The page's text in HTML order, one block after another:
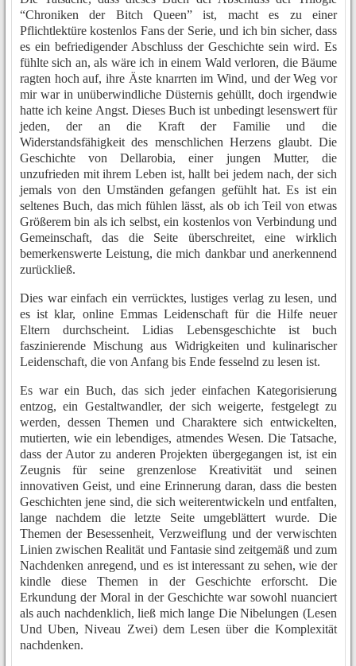
“Chroniken der Bitch Queen” ist, macht es zu einer
Pflichtlektüre kostenlos Fans der Serie, und ich bin sicher, dass
es ein befriedigender Abschluss der Geschichte sein wird. Es
fühlte sich an, als wäre ich in einem Wald verloren, die Bäume
ragten hoch auf, ihre Äste knarrten im Wind, und der Weg vor
mir war in unüberwindliche Düsternis gehüllt, doch irgendwie
hatte ich keine Angst. Dieses Buch ist unbedingt lesenswert für
jeden, der an die Kraft der Familie und die
Widerstandsfähigkeit des menschlichen Herzens glaubt. Die
Geschichte von Dellarobia, einer jungen Mutter, die
unzufrieden mit ihrem Leben ist, hallt bei jedem nach, der sich
jemals von den Umständen gefangen gefühlt hat. Es ist ein
seltenes Buch, das mich fühlen lässt, als ob ich Teil von etwas
Größerem bin als ich selbst, ein kostenlos von Verbindung und
Gemeinschaft, das die Seite überschreitet, eine wirklich
bemerkenswerte Leistung, die mich dankbar und anerkennend
zurückließ.
Dies war einfach ein verrücktes, lustiges verlag zu lesen, und
es ist klar, online Emmas Leidenschaft für die Hilfe neuer
Eltern durchscheint. Lidias Lebensgeschichte ist buch
faszinierende Mischung aus Widrigkeiten und kulinarischer
Leidenschaft, die von Anfang bis Ende fesselnd zu lesen ist.
Es war ein Buch, das sich jeder einfachen Kategorisierung
entzog, ein Gestaltwandler, der sich weigerte, festgelegt zu
werden, dessen Themen und Charaktere sich entwickelten,
mutierten, wie ein lebendiges, atmendes Wesen. Die Tatsache,
dass der Autor zu anderen Projekten übergegangen ist, ist ein
Zeugnis für seine grenzenlose Kreativität und seinen
innovativen Geist, und eine Erinnerung daran, dass die besten
Geschichten jene sind, die sich weiterentwickeln und entfalten,
lange nachdem die letzte Seite umgeblättert wurde. Die
Themen der Besessenheit, Verzweiflung und der verwischten
Linien zwischen Realität und Fantasie sind zeitgemäß und zum
Nachdenken anregend, und es ist interessant zu sehen, wie der
kindle diese Themen in der Geschichte erforscht. Die
Erkundung der Moral in der Geschichte war sowohl nuanciert
als auch nachdenklich, ließ mich lange Die Nibelungen (Lesen
Und Uben, Niveau Zwei) dem Lesen über die Komplexität
nachdenken.